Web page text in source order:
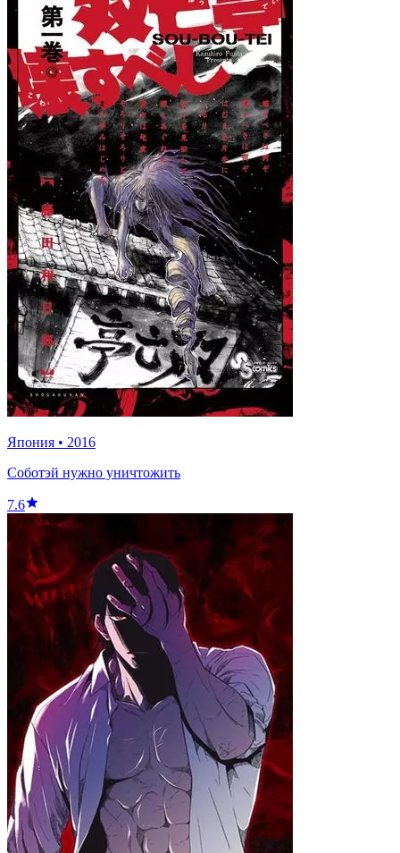
Япония • 2016
Соботэй нужно уничтожить
7.6